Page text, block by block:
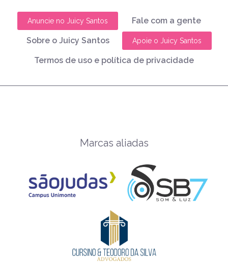
Anuncie no Juicy Santos Fale com a gente
Sobre o Juicy Santos Apoie o Juicy Santos
Termos de uso e política de privacidade
Marcas aliadas